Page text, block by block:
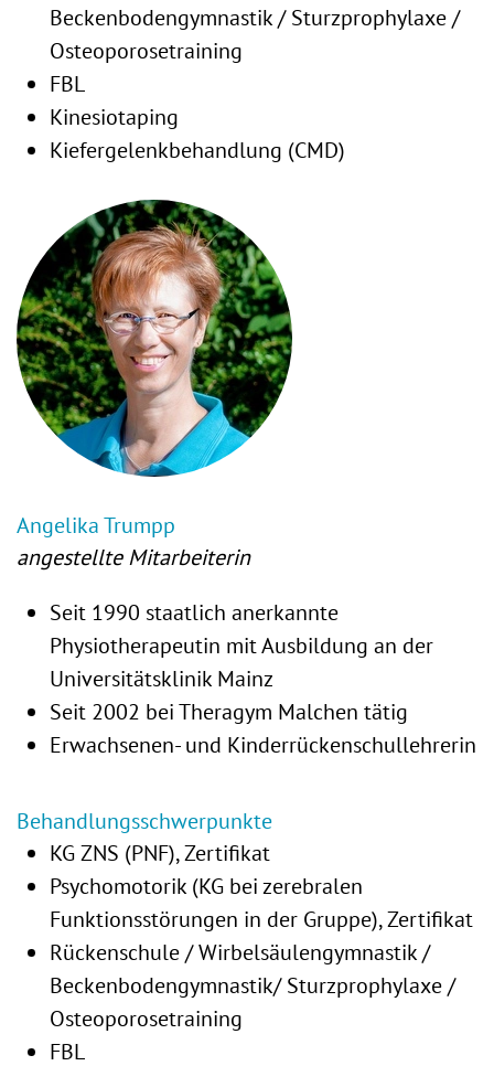
Beckenbodengymnastik / Sturzprophylaxe /
Osteoporosetraining
FBL
Kinesiotaping
Kiefergelenkbehandlung (CMD)
Angelika Trumpp
angestellte Mitarbeiterin
Seit 1990 staatlich anerkannte
Physiotherapeutin mit Ausbildung an der
Universitätsklinik Mainz
Seit 2002 bei Theragym Malchen tätig
Erwachsenen- und Kinderrückenschullehrerin
Behandlungsschwerpunkte
KG ZNS (PNF), Zertifikat
Psychomotorik (KG bei zerebralen
Funktionsstörungen in der Gruppe), Zertifikat
Rückenschule / Wirbelsäulengymnastik /
Beckenbodengymnastik/ Sturzprophylaxe /
Osteoporosetraining
FBL